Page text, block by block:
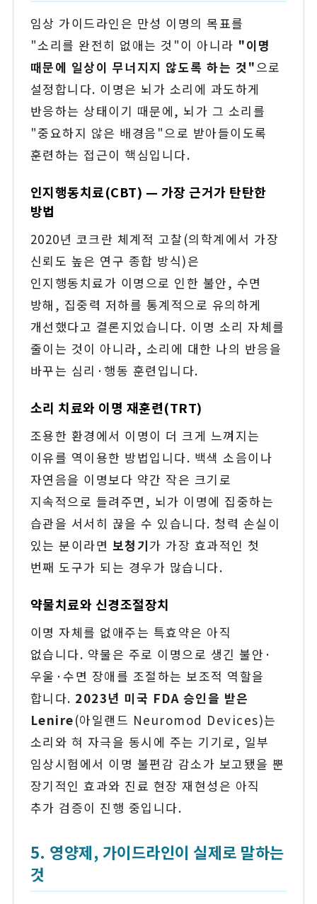
임상 가이드라인은 만성 이명의 목표를
"소리를 완전히 없애는 것"이 아니라 "이명
때문에 일상이 무너지지 않도록 하는 것"으로
설정합니다. 이명은 뇌가 소리에 과도하게
반응하는 상태이기 때문에, 뇌가 그 소리를
"중요하지 않은 배경음"으로 받아들이도록
훈련하는 접근이 핵심입니다.
인지행동치료(CBT) — 가장 근거가 탄탄한
방법
2020년 코크란 체계적 고찰(의학계에서 가장
신뢰도 높은 연구 종합 방식)은
인지행동치료가 이명으로 인한 불안, 수면
방해, 집중력 저하를 통계적으로 유의하게
개선했다고 결론지었습니다. 이명 소리 자체를
줄이는 것이 아니라, 소리에 대한 나의 반응을
바꾸는 심리·행동 훈련입니다.
소리 치료와 이명 재훈련(TRT)
조용한 환경에서 이명이 더 크게 느껴지는
이유를 역이용한 방법입니다. 백색 소음이나
자연음을 이명보다 약간 작은 크기로
지속적으로 들려주면, 뇌가 이명에 집중하는
습관을 서서히 끊을 수 있습니다. 청력 손실이
있는 분이라면 보청기가 가장 효과적인 첫
번째 도구가 되는 경우가 많습니다.
약물치료와 신경조절장치
이명 자체를 없애주는 특효약은 아직
없습니다. 약물은 주로 이명으로 생긴 불안·
우울·수면 장애를 조절하는 보조적 역할을
합니다. 2023년 미국 FDA 승인을 받은
Lenire(아일랜드 Neuromod Devices)는
소리와 혀 자극을 동시에 주는 기기로, 일부
임상시험에서 이명 불편감 감소가 보고됐을 뿐
장기적인 효과와 진료 현장 재현성은 아직
추가 검증이 진행 중입니다.
5. 영양제, 가이드라인이 실제로 말하는
것